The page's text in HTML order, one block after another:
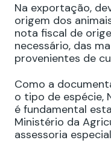
Na exportação,
origem dos
nota fiscal de
necessário, das
provenientes de
Como a
o tipo de espécie,
é fundamental
Ministério da
assessoria